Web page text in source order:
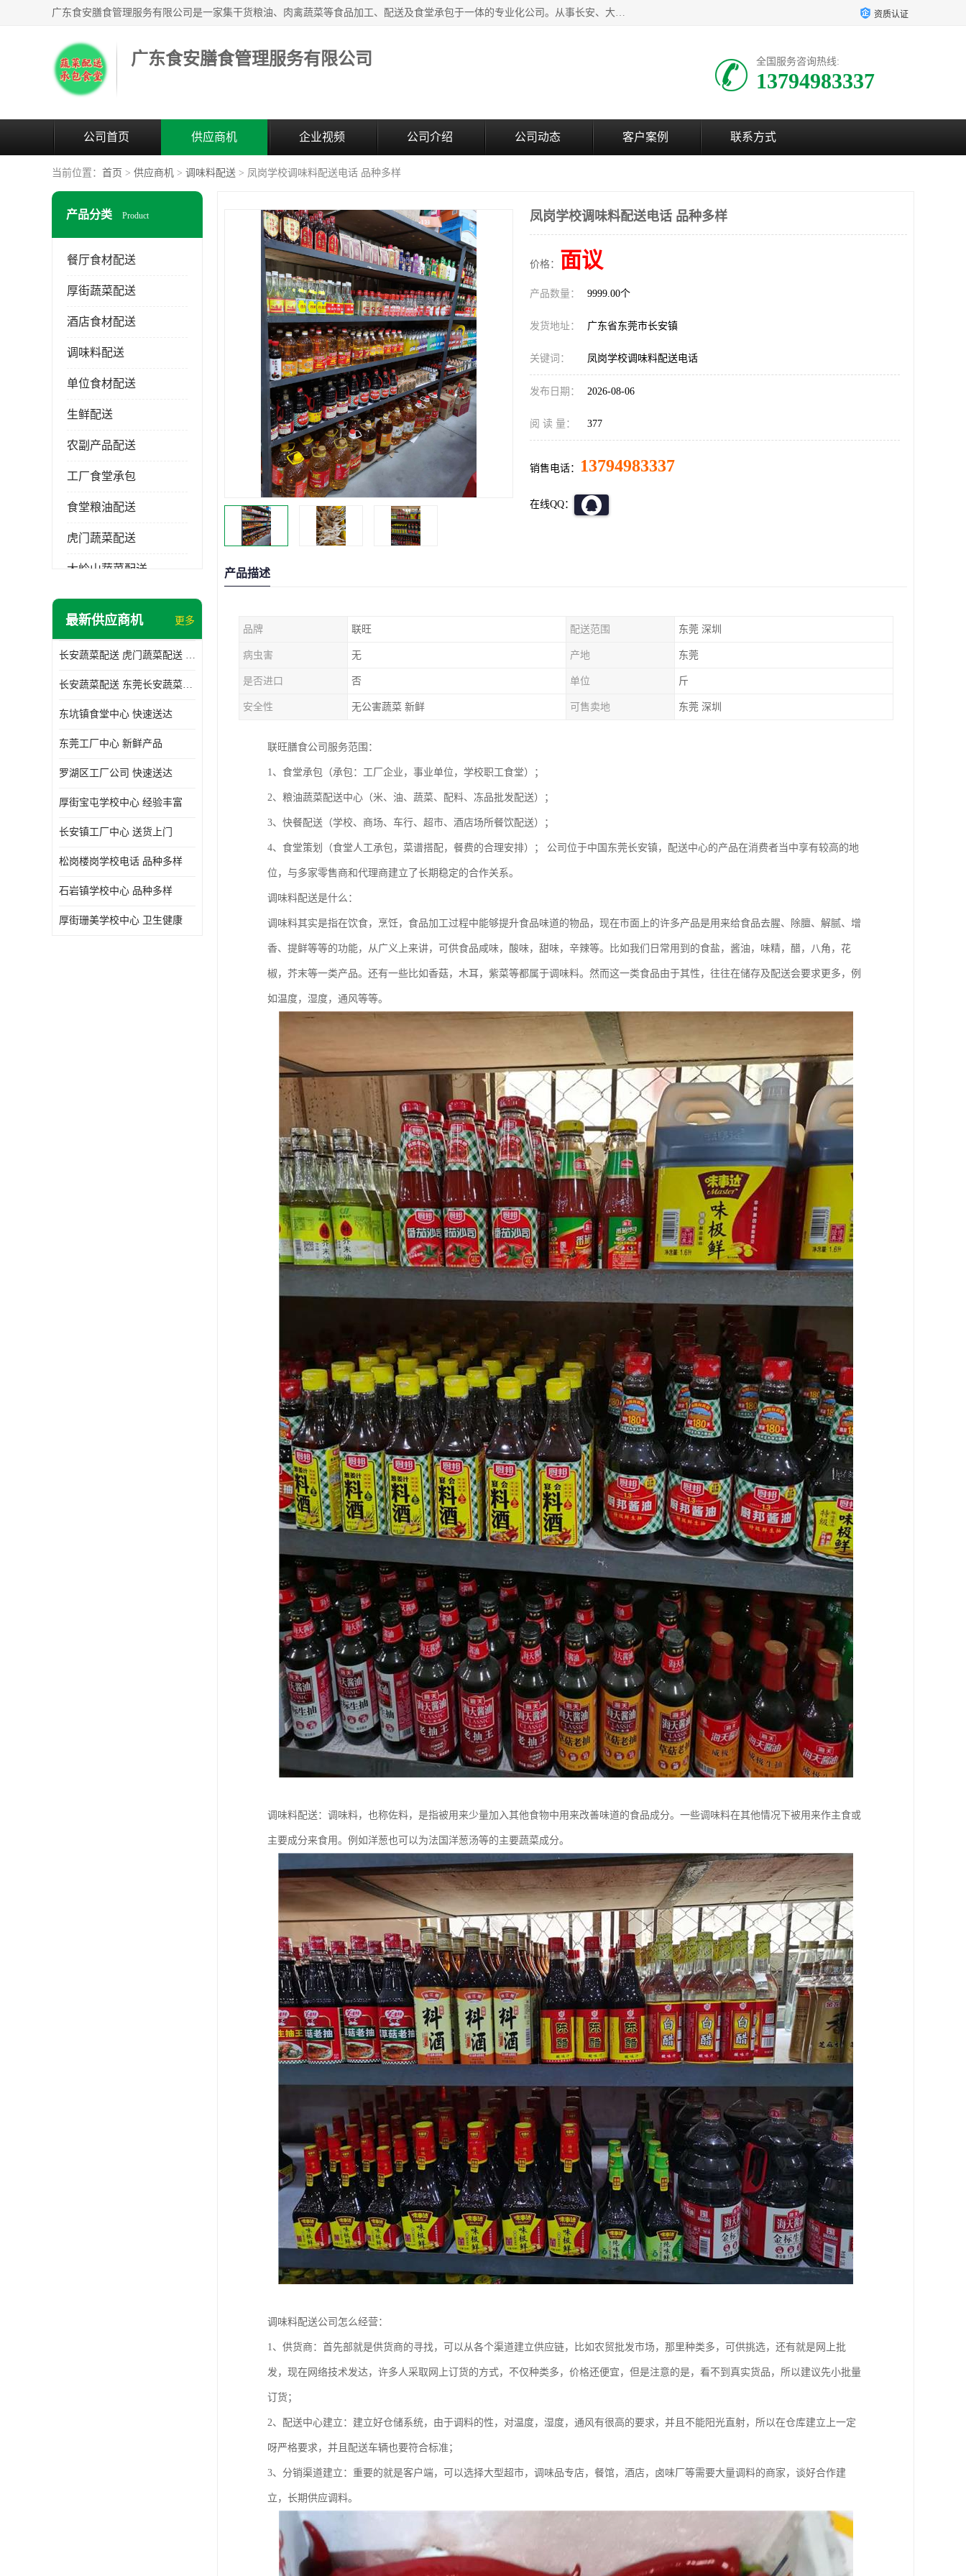
广东食安膳食管理服务有限公司是一家集干货粮油、肉禽蔬菜等食品加工、配送及食堂承包于一体的专业化公司。从事长安、大朗、大岭山、厚街、虎门等地区的蔬菜配送服务。 专业的服务队伍，以及完善的服务机制，经过多年的努力拼搏，赢得了广大客户的信赖和支持。 资质认证
广东食安膳食管理服务有限公司 全国服务咨询热线:
13794983337
公司首页 供应商机 企业视频 公司介绍 公司动态 客户案例 联系方式
当前位置： 首页 > 供应商机 > 调味料配送 > 凤岗学校调味料配送电话 品种多样
产品分类 Product
餐厅食材配送
厚街蔬菜配送
酒店食材配送
调味料配送
单位食材配送
生鲜配送
农副产品配送
工厂食堂承包
食堂粮油配送
虎门蔬菜配送
大岭山蔬菜配送
长安蔬菜配送
最新供应商机 更多
长安蔬菜配送 虎门蔬菜配送 厚街蔬菜配送 大朗蔬菜配送
长安蔬菜配送 东莞长安蔬菜配送哪家好
东坑镇食堂中心 快速送达
东莞工厂中心 新鲜产品
罗湖区工厂公司 快速送达
厚街宝屯学校中心 经验丰富
长安镇工厂中心 送货上门
松岗楼岗学校电话 品种多样
石岩镇学校中心 品种多样
厚街珊美学校中心 卫生健康
凤岗学校调味料配送电话 品种多样
价格： 面议
产品数量： 9999.00个
发货地址： 广东省东莞市长安镇
关键词： 凤岗学校调味料配送电话
发布日期： 2026-08-06
阅 读 量： 377
销售电话： 13794983337
在线QQ：
产品描述
品牌 联旺 配送范围 东莞 深圳
病虫害 无 产地 东莞
是否进口 否 单位 斤
安全性 无公害蔬菜 新鲜 可售卖地 东莞 深圳
联旺膳食公司服务范围：
1、食堂承包（承包：工厂企业，事业单位，学校职工食堂）；
2、粮油蔬菜配送中心（米、油、蔬菜、配料、冻品批发配送）；
3、快餐配送（学校、商场、车行、超市、酒店场所餐饮配送）；
4、食堂策划（食堂人工承包，菜谱搭配，餐费的合理安排）； 公司位于中国东莞长安镇，配送中心的产品在消费者当中享有较高的地
位，与多家零售商和代理商建立了长期稳定的合作关系。
调味料配送是什么：
调味料其实是指在饮食，烹饪，食品加工过程中能够提升食品味道的物品，现在市面上的许多产品是用来给食品去腥、除膻、解腻、增
香、提鲜等等的功能，从广义上来讲，可供食品咸味，酸味，甜味，辛辣等。比如我们日常用到的食盐，酱油，味精，醋，八角，花
椒，芥末等一类产品。还有一些比如香菇，木耳，紫菜等都属于调味料。然而这一类食品由于其性，往往在储存及配送会要求更多，例
如温度，湿度，通风等等。
调味料配送：调味料，也称佐料，是指被用来少量加入其他食物中用来改善味道的食品成分。一些调味料在其他情况下被用来作主食或
主要成分来食用。例如洋葱也可以为法国洋葱汤等的主要蔬菜成分。
调味料配送公司怎么经营：
1、供货商：首先部就是供货商的寻找，可以从各个渠道建立供应链，比如农贸批发市场，那里种类多，可供挑选，还有就是网上批
发，现在网络技术发达，许多人采取网上订货的方式，不仅种类多，价格还便宜，但是注意的是，看不到真实货品，所以建议先小批量
订货；
2、配送中心建立：建立好仓储系统，由于调料的性，对温度，湿度，通风有很高的要求，并且不能阳光直射，所以在仓库建立上一定
呀严格要求，并且配送车辆也要符合标准；
3、分销渠道建立：重要的就是客户端，可以选择大型超市，调味品专店，餐馆，酒店，卤味厂等需要大量调料的商家，谈好合作建
立，长期供应调料。